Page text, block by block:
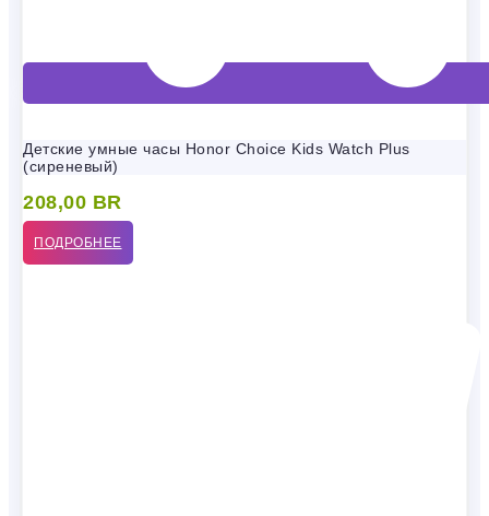
Детские умные часы Honor Choice Kids Watch Plus
(сиреневый)
208,00 BR
ПОДРОБНЕЕ